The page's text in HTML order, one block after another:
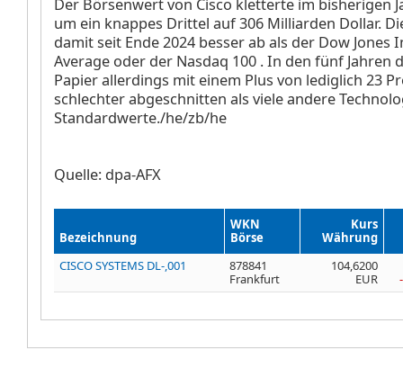
Der Börsenwert von Cisco kletterte im bisherigen
um ein knappes Drittel auf 306 Milliarden Dollar.
damit seit Ende 2024 besser ab als der Dow Jones
Average oder der Nasdaq 100 . In den fünf Jahren
Papier allerdings mit einem Plus von lediglich 23
schlechter abgeschnitten als viele andere
Standardwerte./he/zb/he
Quelle: dpa-AFX
Bezeichnung
WKN
Börse
Kurs
Währung
CISCO SYSTEMS DL-,001
878841
Frankfurt
104,6200
EUR